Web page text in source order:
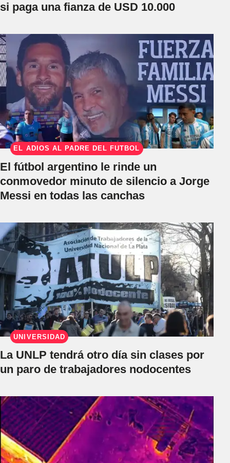
si paga una fianza de USD 10.000
EL ADIÓS AL PADRE DEL FÚTBOL
El fútbol argentino le rinde un
conmovedor minuto de silencio a Jorge
Messi en todas las canchas
UNIVERSIDAD
La UNLP tendrá otro día sin clases por
un paro de trabajadores nodocentes